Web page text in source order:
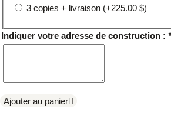
3 copies + livraison (+225.00$)
Indiquer votre adresse de construction : *
Ajouter au panier